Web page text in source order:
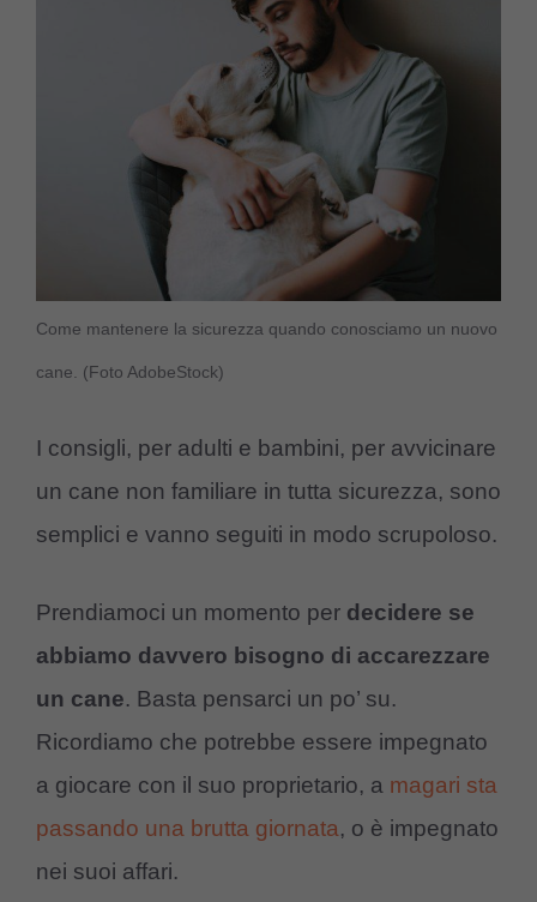
Come mantenere la sicurezza quando conosciamo un nuovo
cane. (Foto AdobeStock)
I consigli, per adulti e bambini, per avvicinare
un cane non familiare in tutta sicurezza, sono
semplici e vanno seguiti in modo scrupoloso.
Prendiamoci un momento per decidere se
abbiamo davvero bisogno di accarezzare
un cane. Basta pensarci un po’ su.
Ricordiamo che potrebbe essere impegnato
a giocare con il suo proprietario, a magari sta
passando una brutta giornata, o è impegnato
nei suoi affari.